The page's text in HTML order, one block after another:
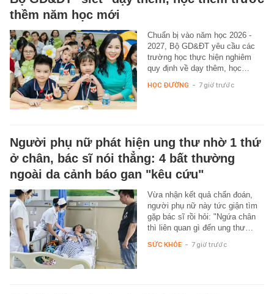
thềm năm học mới
Chuẩn bị vào năm học 2026 -
2027, Bộ GD&ĐT yêu cầu các
trường học thực hiện nghiêm
quy định về dạy thêm, học…
HỌC ĐƯỜNG - 7 giờ trước
Người phụ nữ phát hiện ung thư nhờ 1 thứ
ở chân, bác sĩ nói thẳng: 4 bất thường
ngoài da cảnh báo gan "kêu cứu"
Vừa nhận kết quả chẩn đoán,
người phụ nữ này tức giận tìm
gặp bác sĩ rồi hỏi: "Ngứa chân
thì liên quan gì đến ung thư…
SỨC KHỎE - 7 giờ trước